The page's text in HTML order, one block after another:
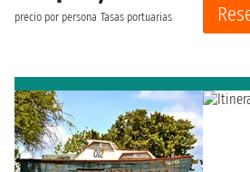
precio por persona Tasas portuarias